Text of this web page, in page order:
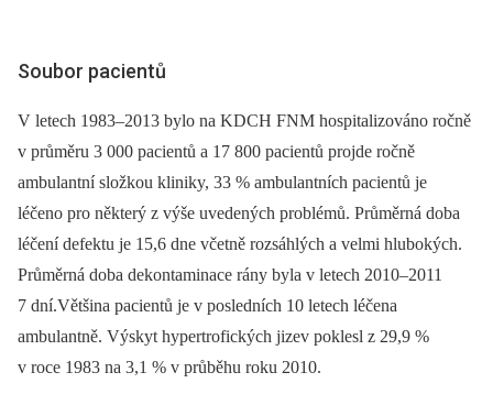
Soubor pacientů
V letech 1983–2013 bylo na KDCH FNM hospitalizováno ročně
v průměru 3 000 pacientů a 17 800 pacientů projde ročně
ambulantní složkou kliniky, 33 % ambulantních pacientů je
léčeno pro některý z výše uvedených problémů. Průměrná doba
léčení defektu je 15,6 dne včetně rozsáhlých a velmi hlubokých.
Průměrná doba dekontaminace rány byla v letech 2010–2011
7 dní.Většina pacientů je v posledních 10 letech léčena
ambulantně. Výskyt hypertrofických jizev poklesl z 29,9 %
v roce 1983 na 3,1 % v průběhu roku 2010.